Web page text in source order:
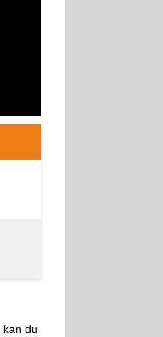
kan du